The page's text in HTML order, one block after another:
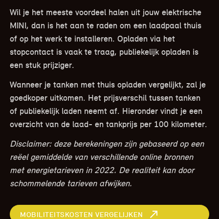
Wil je het meeste voordeel halen uit jouw elektrische
MINI, dan is het aan te raden om een laadpaal thuis
of op het werk te installeren. Opladen via het
stopcontact is vaak te traag, publiekelijk opladen is
een stuk prijziger.
Wanneer je tanken met thuis opladen vergelijkt, zal je
goedkoper uitkomen. Het prijsverschil tussen tanken
of publiekelijk laden neemt af. Hieronder vindt je een
overzicht van de laad- en tankprijs per 100 kilometer.
Disclaimer: deze berekeningen zijn gebaseerd op een
reëel gemiddelde van verschillende online bronnen
met energietarieven in 2022. De realiteit kan door
schommelende tarieven afwijken.
MOBILITEITSKOSTEN VERGELIJKEN